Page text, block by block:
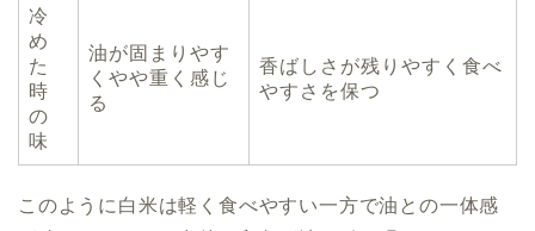
冷
め
た
時
の
味
油が固まりやす
くやや重く感じ
る
香ばしさが残りやすく食べ
やすさを保つ
このように白米は軽く食べやすい一方で油との一体感